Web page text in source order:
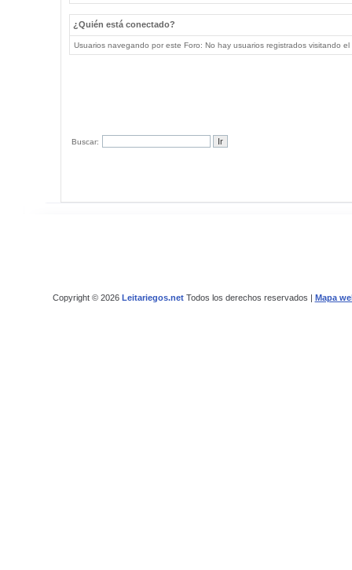
¿Quién está conectado?
Usuarios navegando por este Foro: No hay usuarios registrados visitando
Buscar:
Copyright © 2026 Leitariegos.netTodos los derechos reservados | Mapa